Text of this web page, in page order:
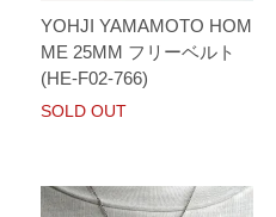
YOHJI YAMAMOTO HOM
ME 25MM フリーベルト
(HE-F02-766)
SOLD OUT